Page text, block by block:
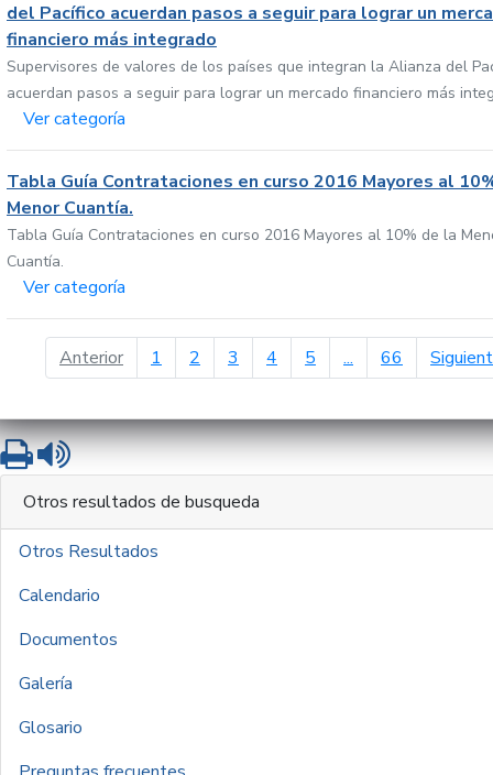
del Pacífico acuerdan pasos a seguir para lograr un
financiero más integrado
Supervisores de valores de los países que integran la Alianza del
acuerdan pasos a seguir para lograr un mercado financiero más
Ver categoría
Tabla Guía Contrataciones en curso 2016 Mayores al
Menor Cuantía.
Tabla Guía Contrataciones en curso 2016 Mayores al 10% de la
Cuantía.
Ver categoría
Anteriorpágina anterior
1 2 3 4 5 ... 66
ImprimirLeer contenido
Otros resultados de busqueda
Otros Resultados
Calendario
Documentos
Galería
Glosario